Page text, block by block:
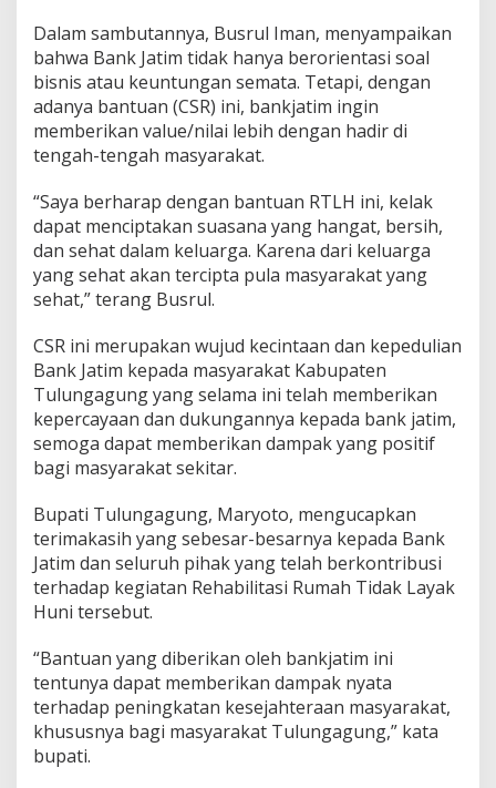
y
k
H
u
n
i
Dalam sambutannya, Busrul Iman, menyampaikan
bahwa Bank Jatim tidak hanya berorientasi soal
bisnis atau keuntungan semata. Tetapi, dengan
adanya bantuan (CSR) ini, bankjatim ingin
memberikan value/nilai lebih dengan hadir di
tengah-tengah masyarakat.
“Saya berharap dengan bantuan RTLH ini, kelak
dapat menciptakan suasana yang hangat, bersih,
dan sehat dalam keluarga. Karena dari keluarga
yang sehat akan tercipta pula masyarakat yang
sehat,” terang Busrul.
CSR ini merupakan wujud kecintaan dan kepedulian
Bank Jatim kepada masyarakat Kabupaten
Tulungagung yang selama ini telah memberikan
kepercayaan dan dukungannya kepada bank jatim,
semoga dapat memberikan dampak yang positif
bagi masyarakat sekitar.
Bupati Tulungagung, Maryoto, mengucapkan
terimakasih yang sebesar-besarnya kepada Bank
Jatim dan seluruh pihak yang telah berkontribusi
terhadap kegiatan Rehabilitasi Rumah Tidak Layak
Huni tersebut.
“Bantuan yang diberikan oleh bankjatim ini
tentunya dapat memberikan dampak nyata
terhadap peningkatan kesejahteraan masyarakat,
khususnya bagi masyarakat Tulungagung,” kata
bupati.